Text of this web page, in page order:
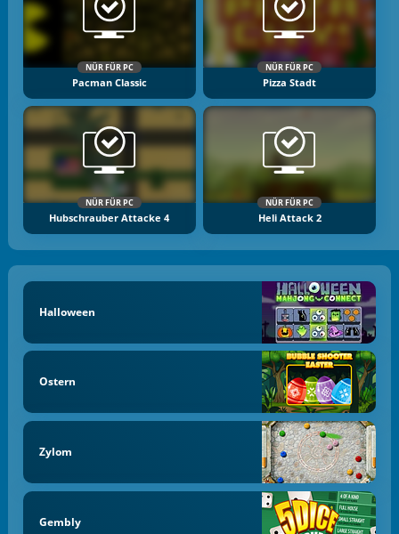
NÜR FÜR PC
Pacman Classic
NÜR FÜR PC
Pizza Stadt
NÜR FÜR PC
Hubschrauber Attacke 4
NÜR FÜR PC
Heli Attack 2
Halloween
Ostern
Zylom
Gembly